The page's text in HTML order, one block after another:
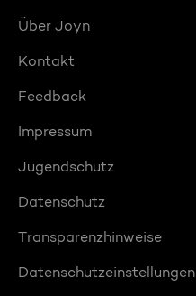
Über Joyn
Kontakt
Feedback
Impressum
Jugendschutz
Datenschutz
Transparenzhinweise
Datenschutzeinstellungen